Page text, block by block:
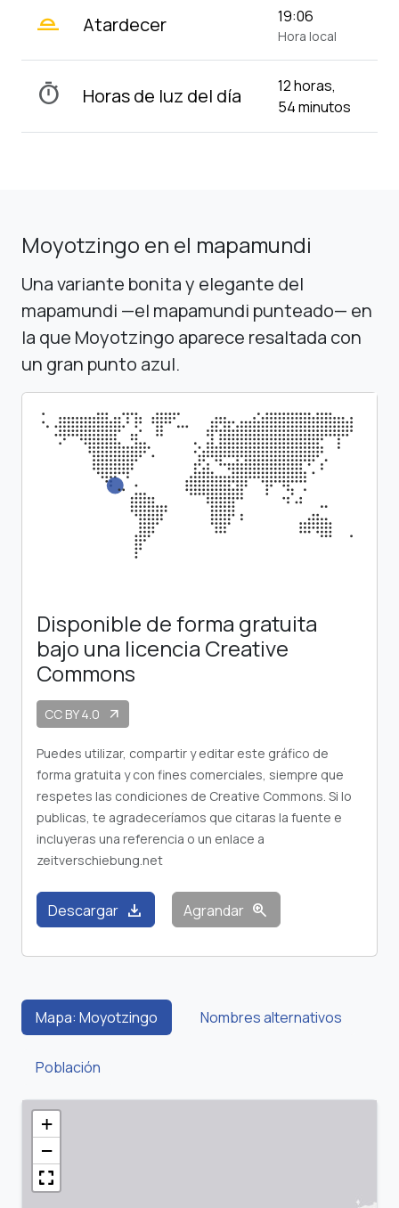
wb_twilight_2 Atardecer 19:06
Hora local
timer Horas de luz del día
12 horas,
54 minutos
Moyotzingo en el mapamundi
Una variante bonita y elegante del
mapamundi —el mapamundi punteado— en
la que Moyotzingo aparece resaltada con
un gran punto azul.
Disponible de forma gratuita
bajo una licencia Creative
Commons
CC BY 4.0 arrow_outward
Puedes utilizar, compartir y editar este gráfico de
forma gratuita y con fines comerciales, siempre que
respetes las condiciones de Creative Commons. Si lo
publicas, te agradeceríamos que citaras la fuente e
incluyeras una referencia o un enlace a
zeitverschiebung.net
Descargar download Agrandar zoom_in
Mapa: Moyotzingo Nombres alternativos
Población
+
−